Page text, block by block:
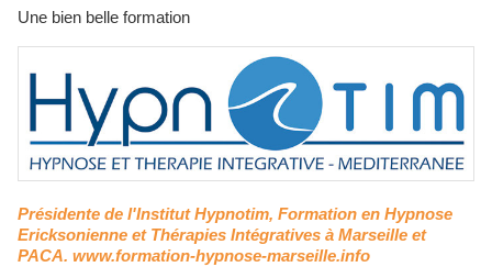
Une bien belle formation
Présidente de l'Institut Hypnotim, Formation en Hypnose
Ericksonienne et Thérapies Intégratives à Marseille et
PACA. www.formation-hypnose-marseille.info